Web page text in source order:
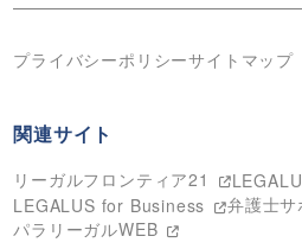
プライバシーポリシーサイトマップ
関連サイト
リーガルフロンティア21
LEGALUS for Business
弁護士
パラリーガルWEB